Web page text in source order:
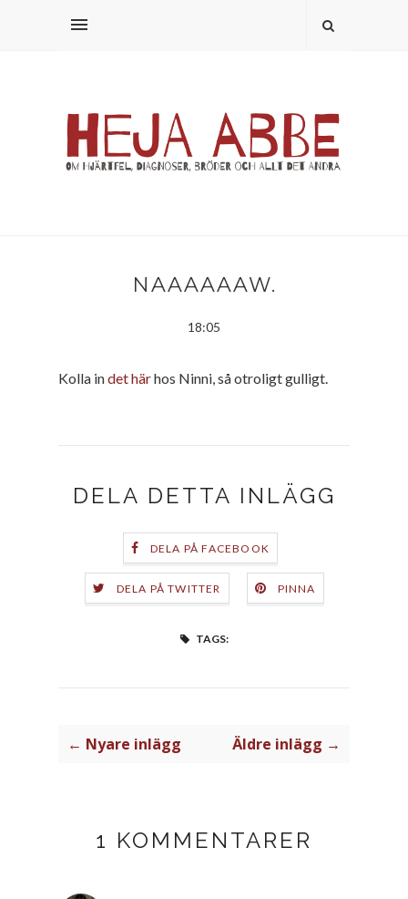
NAAAAAAW.
18:05
Kolla indet härhos Ninni, så otroligt gulligt.
DELA DETTA INLÄGG
DELA PÅ FACEBOOK
DELA PÅ TWITTER PINNA
TAGS:
← Nyare inlägg Äldre inlägg →
1 KOMMENTARER